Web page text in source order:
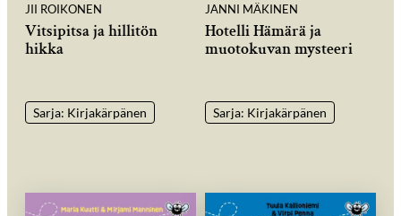
JII ROIKONEN
Vitsipitsa ja hillitön
hikka
Sarja: Kirjakärpänen
JANNI MÄKINEN
Hotelli Hämärä ja
muotokuvan mysteeri
Sarja: Kirjakärpänen